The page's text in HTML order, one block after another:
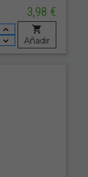
3,98 €
Añadir